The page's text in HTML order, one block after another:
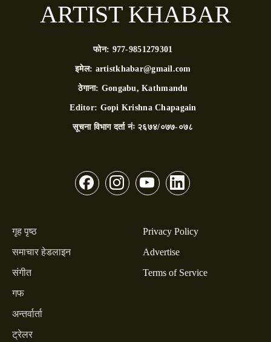
ARTIST KHABAR
फोन: 977-9851279301
इमेल: artistkhabar@gmail.com
ठेगाना: Gongabu, Kathmandu
Editor: Gopi Krishna Chapagain
सूचना विभाग दर्ता नंः २६७४/०७७-०७८
गृह पृष्ठ
समाचार हेडलाइन
संगीत
गफ
अन्तर्वार्ता
ट्रेलर
Privacy Policy
Advertise
Terms of Service